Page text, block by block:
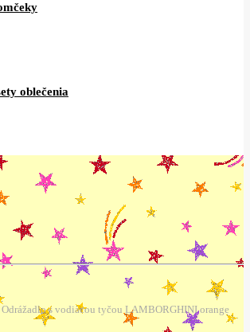
oblečenia
Odrážadlo s vodiacou tyčou LAMBORGHINI orange